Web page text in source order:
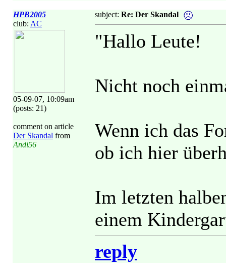
HPB2005
club: AC
05-09-07, 10:09am
(posts: 21)
comment on article
Der Skandal from
Andi56
subject: Re: Der Skandal
"Hallo Leute!
Nicht noch
Wenn ich das
ob ich hier
Im letzten
einem
reply